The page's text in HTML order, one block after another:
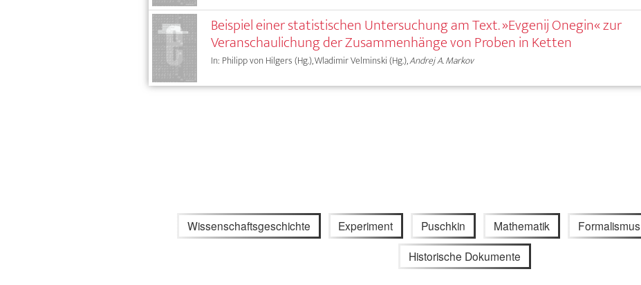
Beispiel einer statistischen Untersuchung am Text. »Evgenij Onegin« zur
Veranschaulichung der Zusammenhänge von Proben in Ketten
In: Philipp von Hilgers (Hg.), Wladimir Velminski (Hg.),Andrej A. Markov
Wissenschaftsgeschichte Experiment Puschkin Mathematik Formalismus
Historische Dokumente